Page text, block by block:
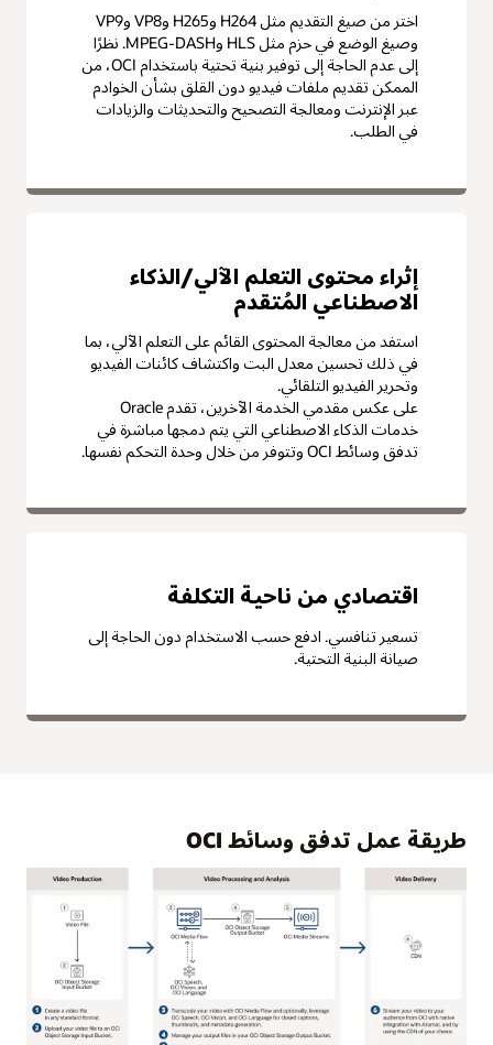
اختر من صيغ التقديم مثل H264 وH265 وVP8 وVP9
وصيغ الوضع في حزم مثل HLS وMPEG-DASH. نظرًا
إلى عدم الحاجة إلى توفير بنية تحتية باستخدام OCI، من
الممكن تقديم ملفات فيديو دون القلق بشأن الخوادم
عبر الإنترنت ومعالجة التصحيح والتحديثات والزيادات
في الطلب.
إثراء محتوى التعلم الآلي/الذكاء
الاصطناعي المُتقدم
استفد من معالجة المحتوى القائم على التعلم الآلي، بما
في ذلك تحسين معدل البت واكتشاف كائنات الفيديو
وتحرير الفيديو التلقائي.
على عكس مقدمي الخدمة الآخرين، تقدم Oracle
خدمات الذكاء الاصطناعي التي يتم دمجها مباشرة في
تدفق وسائط OCI وتتوفر من خلال وحدة التحكم نفسها.
اقتصادي من ناحية التكلفة
تسعير تنافسي. ادفع حسب الاستخدام دون الحاجة إلى
صيانة البنية التحتية.
طريقة عمل تدفق وسائط OCI